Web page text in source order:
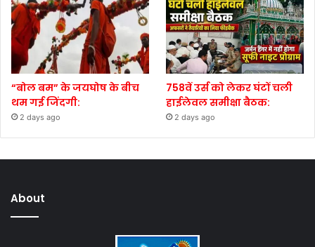
“बोल बम” के जयघोष के बीच
थम गई जिंदगी:
2 days ago
758वें उर्स को लेकर घंटों चली
हाईलेवल समीक्षा बैठक:
2 days ago
About